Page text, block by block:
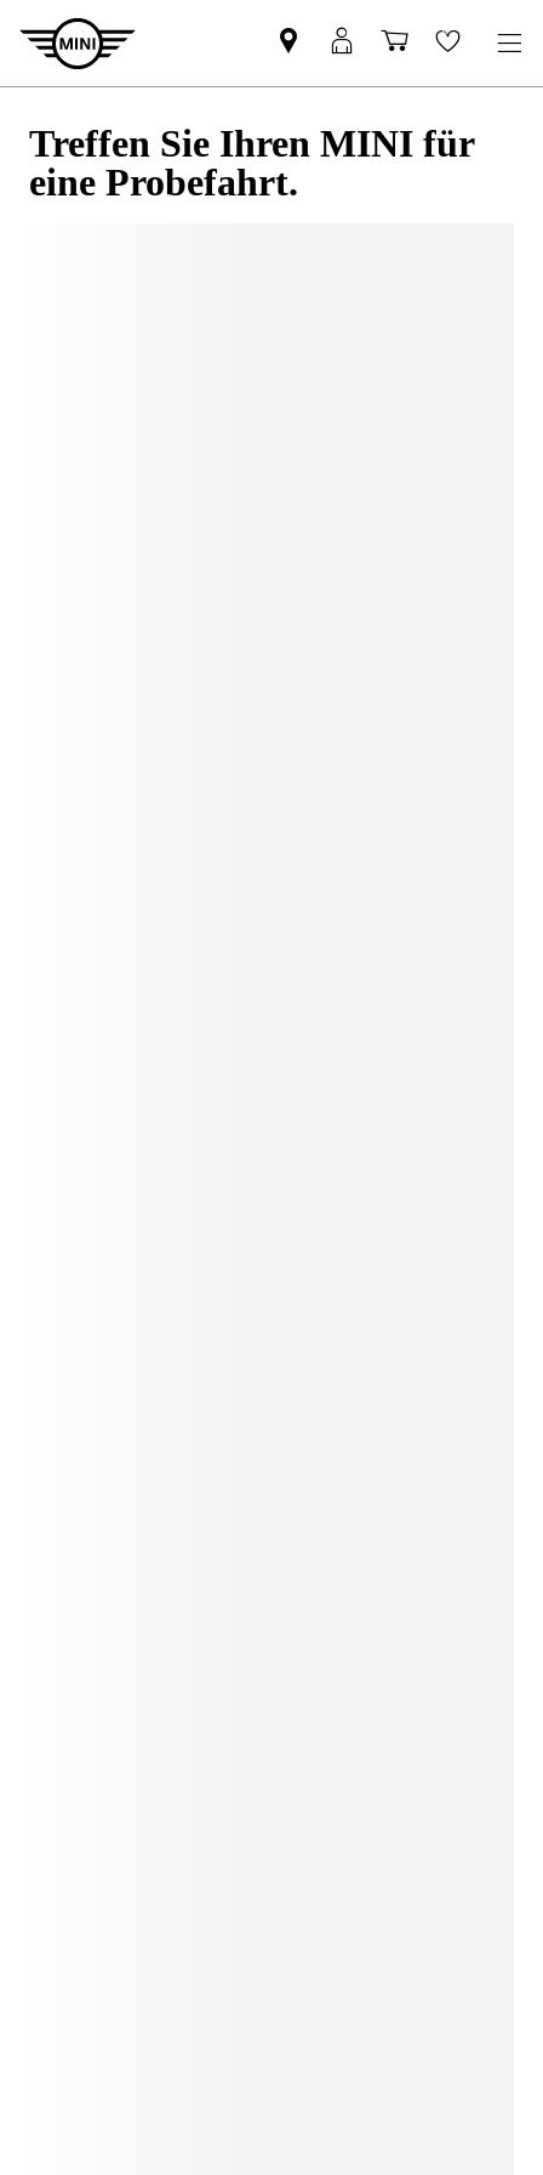
Treffen Sie Ihren MINI für
eine Probefahrt.